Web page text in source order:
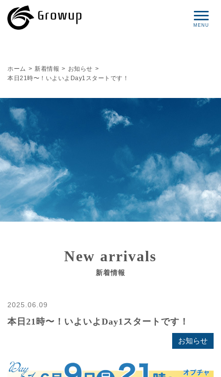
サービス
お問い合わせ
ホーム > 新着情報 > お知らせ >
本日21時〜！いよいよDay1スタートです！
New arrivals
新着情報
2025.06.09
本日21時〜！いよいよDay1スタートです！
お知らせ